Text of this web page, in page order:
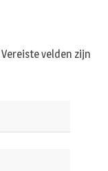
Vereiste velden zijn